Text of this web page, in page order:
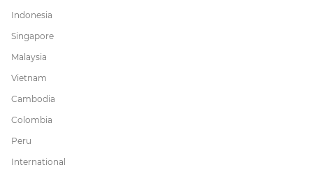
Indonesia
Singapore
Malaysia
Vietnam
Cambodia
Colombia
Peru
International